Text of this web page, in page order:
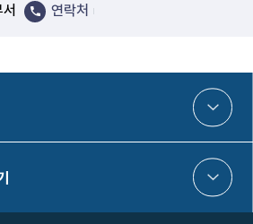
연락처